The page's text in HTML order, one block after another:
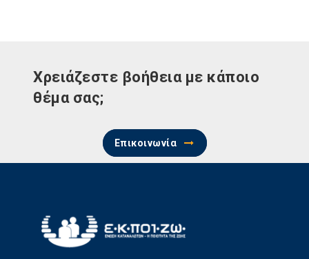
Χρειάζεστε βοήθεια με κάποιο
θέμα σας;
Επικοινωνία